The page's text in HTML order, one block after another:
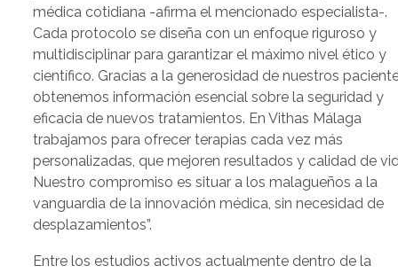
médica cotidiana -afirma el mencionado especialista-.
Cada protocolo se diseña con un enfoque riguroso y
multidisciplinar para garantizar el máximo nivel ético y
científico. Gracias a la generosidad de nuestros
obtenemos información esencial sobre la seguridad y
eficacia de nuevos tratamientos. En Vithas Málaga
trabajamos para ofrecer terapias cada vez más
personalizadas, que mejoren resultados y calidad de
Nuestro compromiso es situar a los malagueños a la
vanguardia de la innovación médica, sin necesidad de
desplazamientos”.
Entre los estudios activos actualmente dentro de la